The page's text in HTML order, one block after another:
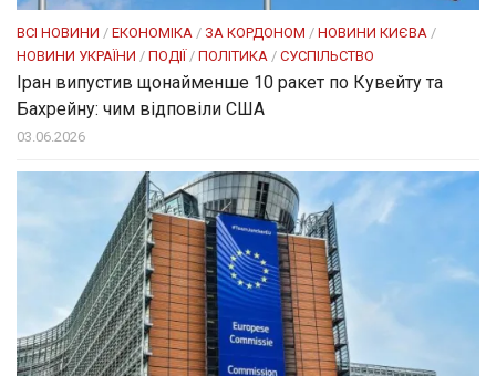
ВСІ НОВИНИ / ЕКОНОМІКА / ЗА КОРДОНОМ / НОВИНИ КИЄВА /
НОВИНИ УКРАЇНИ / ПОДІЇ / ПОЛІТИКА / СУСПІЛЬСТВО
Іран випустив щонайменше 10 ракет по Кувейту та
Бахрейну: чим відповіли США
03.06.2026